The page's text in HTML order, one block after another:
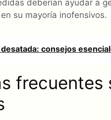
deberían ayudar a
su mayoría inofensivos.
consejos
frecuentes